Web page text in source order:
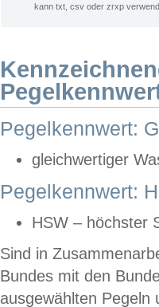
kann txt, csv oder zrxp
Pegelkennwert:
gleichwertiger
Pegelkennwert:
HSW – höchster
Sind in
Bundes mit den
ausgewählten